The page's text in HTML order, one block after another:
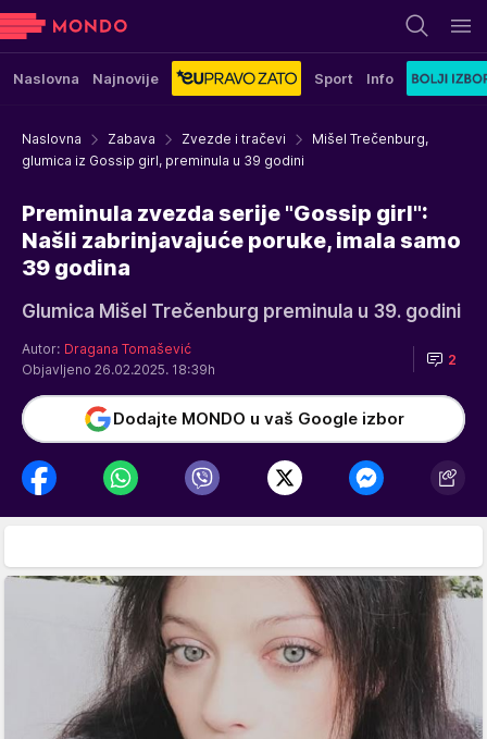
Naslovna Najnovije Sport Info
Naslovna Zabava Zvezde i tračevi
Mišel Trečenburg,
glumica iz Gossip girl, preminula u 39 godini
Preminula zvezda serije "Gossip girl":
Našli zabrinjavajuće poruke, imala samo
39 godina
Glumica Mišel Trečenburg preminula u 39. godini
Autor: Dragana Tomašević
Objavljeno 26.02.2025. 18:39h
2
Dodajte MONDO u vaš Google izbor